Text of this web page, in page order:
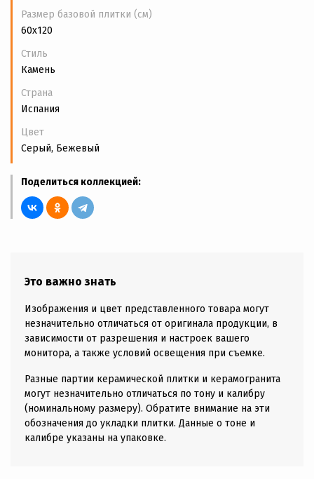
Размер базовой плитки (см)
60x120
Стиль
Камень
Страна
Испания
Цвет
Серый, Бежевый
Поделиться коллекцией:
Это важно знать
Изображения и цвет представленного товара могут
незначительно отличаться от оригинала продукции, в
зависимости от разрешения и настроек вашего
монитора, а также условий освещения при съемке.
Разные партии керамической плитки и керамогранита
могут незначительно отличаться по тону и калибру
(номинальному размеру). Обратите внимание на эти
обозначения до укладки плитки. Данные о тоне и
калибре указаны на упаковке.